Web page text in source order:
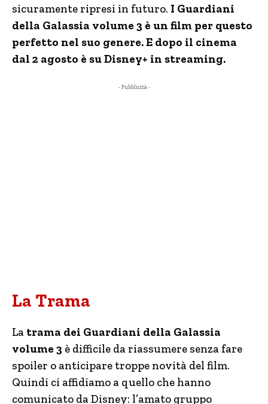
sicuramente ripresi in futuro. I Guardiani
della Galassia volume 3 è un film per questo
perfetto nel suo genere. E dopo il cinema
dal 2 agosto è su Disney+ in streaming.
- Pubblicità -
La Trama
La trama dei Guardiani della Galassia
volume 3 è difficile da riassumere senza fare
spoiler o anticipare troppe novità del film.
Quindi ci affidiamo a quello che hanno
comunicato da Disney: l’amato gruppo